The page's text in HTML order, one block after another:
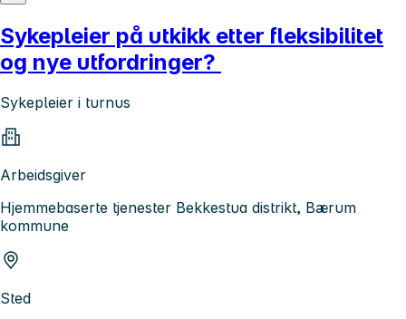
Sykepleier på utkikk etter fleksibilitet
og nye utfordringer?
Sykepleier i turnus
Arbeidsgiver
Hjemmebaserte tjenester Bekkestua distrikt, Bærum
kommune
Sted